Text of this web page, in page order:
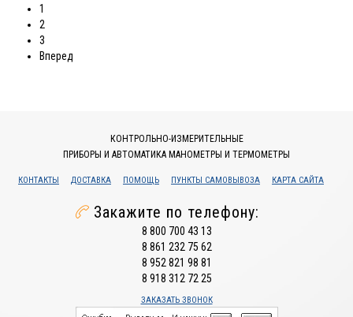
1
2
3
Вперед
КОНТРОЛЬНО-ИЗМЕРИТЕЛЬНЫЕ
ПРИБОРЫ И АВТОМАТИКА МАНОМЕТРЫ И ТЕРМОМЕТРЫ
КОНТАКТЫ ДОСТАВКА ПОМОЩЬ ПУНКТЫ САМОВЫВОЗА КАРТА САЙТА
Закажите по телефону:
8 800 700 43 13
8 861 232 75 62
8 952 821 98 81
8 918 312 72 25
ЗАКАЗАТЬ ЗВОНОК